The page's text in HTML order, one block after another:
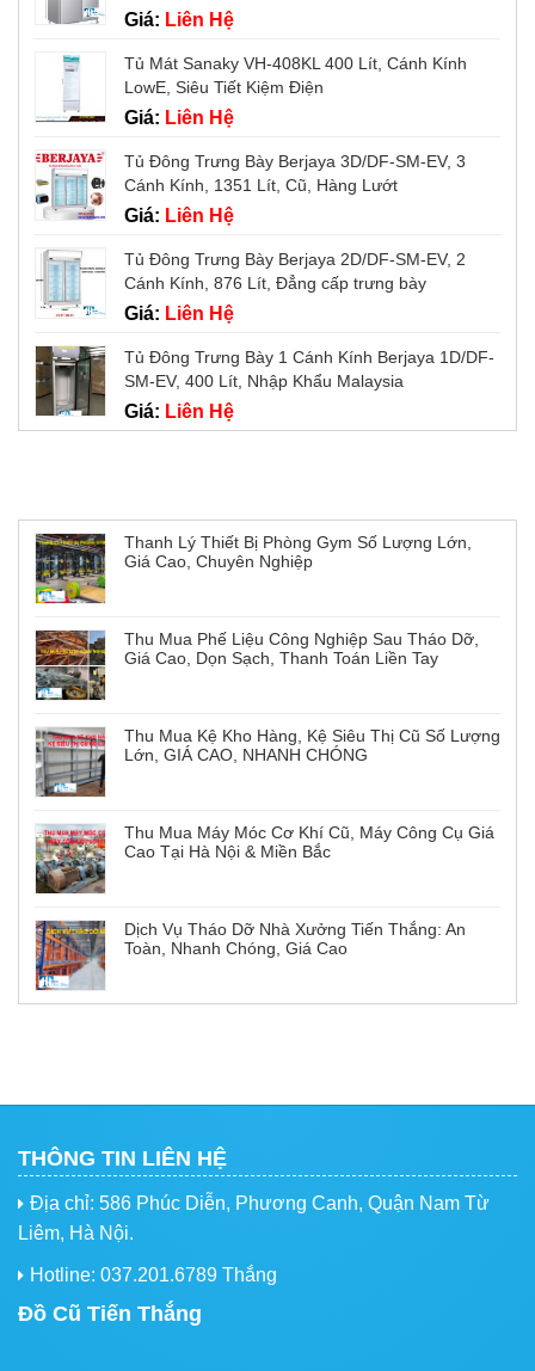
Giá: Liên Hệ
Tủ Mát Sanaky VH-408KL 400 Lít, Cánh Kính
LowE, Siêu Tiết Kiệm Điện
Giá: Liên Hệ
Tủ Đông Trưng Bày Berjaya 3D/DF-SM-EV, 3
Cánh Kính, 1351 Lít, Cũ, Hàng Lướt
Giá: Liên Hệ
Tủ Đông Trưng Bày Berjaya 2D/DF-SM-EV, 2
Cánh Kính, 876 Lít, Đẳng cấp trưng bày
Giá: Liên Hệ
Tủ Đông Trưng Bày 1 Cánh Kính Berjaya 1D/DF-
SM-EV, 400 Lít, Nhập Khẩu Malaysia
Giá: Liên Hệ
Thanh Lý Thiết Bị Phòng Gym Số Lượng Lớn,
Giá Cao, Chuyên Nghiệp
Thu Mua Phế Liệu Công Nghiệp Sau Tháo Dỡ,
Giá Cao, Dọn Sạch, Thanh Toán Liền Tay
Thu Mua Kệ Kho Hàng, Kệ Siêu Thị Cũ Số Lượng
Lớn, GIÁ CAO, NHANH CHÓNG
Thu Mua Máy Móc Cơ Khí Cũ, Máy Công Cụ Giá
Cao Tại Hà Nội & Miền Bắc
Dịch Vụ Tháo Dỡ Nhà Xưởng Tiến Thắng: An
Toàn, Nhanh Chóng, Giá Cao
THÔNG TIN LIÊN HỆ
Địa chỉ: 586 Phúc Diễn, Phương Canh, Quận Nam Từ
Liêm, Hà Nội.
Hotline: 037.201.6789 Thắng
Đồ Cũ Tiến Thắng